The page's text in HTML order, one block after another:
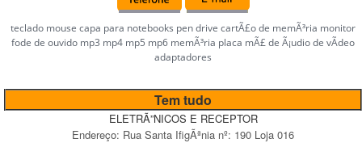
teclado mouse capa para notebooks pen drive cartÃ£o de memÃ³ria monitor
fode de ouvido mp3 mp4 mp5 mp6 memÃ³ria placa mÃ£ de Ã¡udio de vÃ­deo
adaptadores
Tem tudo
ELETRÃ”NICOS E RECEPTOR
Endereço: Rua Santa IfigÃªnia nº: 190 Loja 016